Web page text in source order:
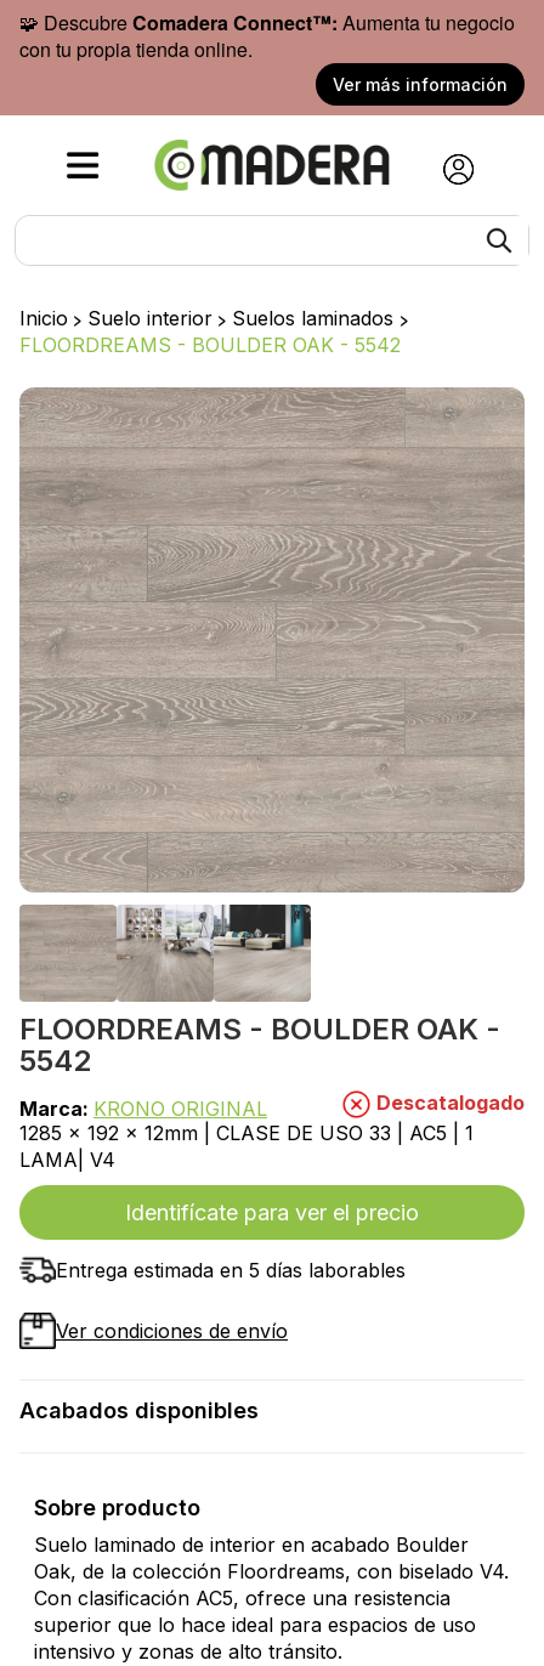
🧩 DescubreComadera Connect™: Aumenta tu negocio
con tu propia tienda online.
Ver más información
Inicio > Suelo interior > Suelos laminados >
FLOORDREAMS - BOULDER OAK - 5542
FLOORDREAMS - BOULDER OAK -
5542
Marca: KRONO ORIGINAL
Descatalogado
1285 x 192 x 12mm | CLASE DE USO 33 | AC5 | 1
LAMA| V4
Identifícate para ver el precio
Entrega estimada en 5 días laborables
Ver condiciones de envío
Acabados disponibles
Sobre producto
Suelo laminado de interior en acabado Boulder
Oak, de la colección Floordreams, con biselado V4.
Con clasificación AC5, ofrece una resistencia
superior que lo hace ideal para espacios de uso
intensivo y zonas de alto tránsito.